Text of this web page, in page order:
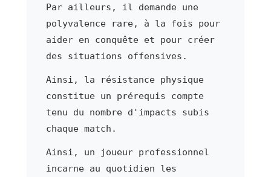
Par ailleurs, il demande une
polyvalence rare, à la fois pour
aider en conquête et pour créer
des situations offensives.
Ainsi, la résistance physique
constitue un prérequis compte
tenu du nombre d'impacts subis
chaque match.
Ainsi, un joueur professionnel
incarne au quotidien les